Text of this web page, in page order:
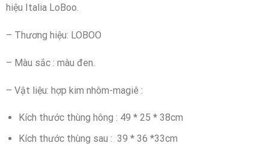
hiệu Italia LoBoo.
– Thương hiệu: LOBOO
– Màu sắc : màu đen.
– Vật liệu: hợp kim nhôm-magiê :
Kích thước thùng hông : 49 * 25 * 38cm
Kích thước thùng sau : 39 * 36 *33cm